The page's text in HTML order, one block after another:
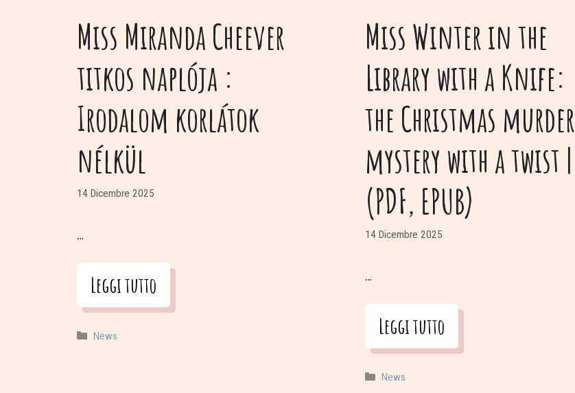
Miss Miranda Cheever
titkos naplója :
Irodalom korlátok
nélkül
14 Dicembre 2025
…
Leggi tutto
Categorie
News
Miss Winter in the
Library with a Knife:
the Christmas murder
mystery with a twist |
(PDF, EPUB)
14 Dicembre 2025
…
Leggi tutto
Categorie
News